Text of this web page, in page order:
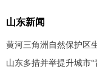
山东新闻
黄河三角洲自然保护区
山东多措并举提升城市